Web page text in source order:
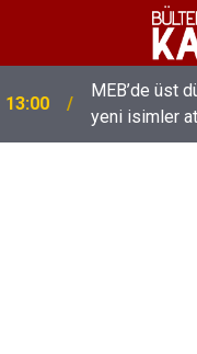
13:00
MEB’de üst
yeni isimler